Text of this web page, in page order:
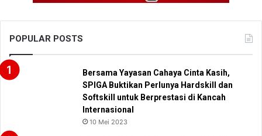
POPULAR POSTS
Bersama Yayasan Cahaya Cinta Kasih,
SPIGA Buktikan Perlunya Hardskill dan
Softskill untuk Berprestasi di Kancah
Internasional
10 Mei 2023